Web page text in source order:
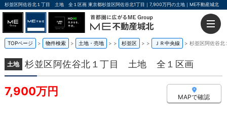
杉並区阿佐谷北１丁目 土地 全１区画 東京都杉並区阿佐谷北1丁目｜7,900万円の土地｜ME不動産城北
TOPページ 物件検索 土地・売地 > 杉並区 > ＪＲ中央線 杉並区阿佐谷
土地 杉並区阿佐谷北１丁目 土地 全１区画
7,900万円 MAPで確認